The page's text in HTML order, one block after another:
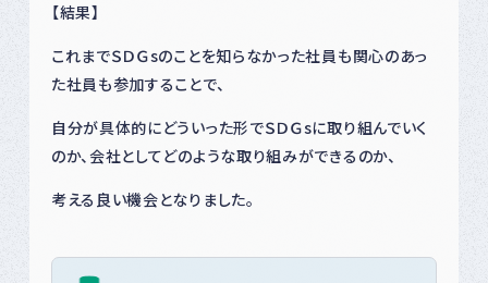
【結果】
これまでＳＤＧsのことを知らなかった社員も関心のあっ
た社員も参加することで、
自分が具体的にどういった形でＳＤＧsに取り組んでいく
のか、会社としてどのような取り組みができるのか、
考える良い機会となりました。